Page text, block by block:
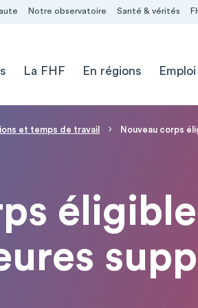
Notre observatoire Santé & vérités
La FHF En régions Emploi
et temps de travail Nouveau corps